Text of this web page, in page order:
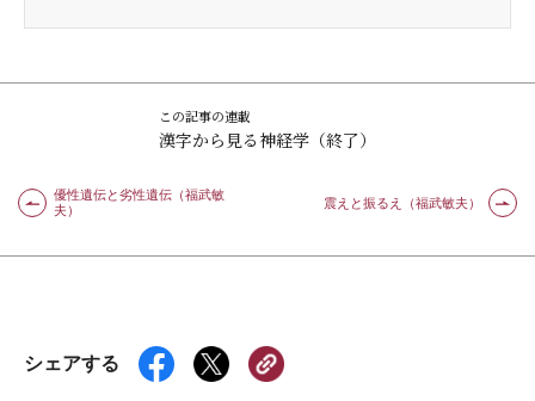
この記事の連載
漢字から見る神経学（終了）
優性遺伝と劣性遺伝（福武敏
夫）
震えと振るえ（福武敏夫）
シェアする